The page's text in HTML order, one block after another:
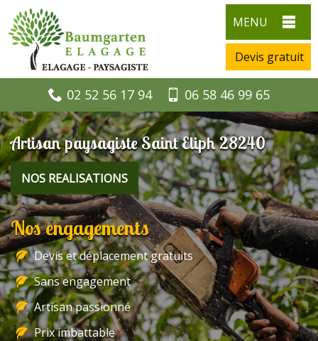
MENU
Devis gratuit
02 52 56 17 94 06 58 46 99 65
Artisan paysagiste Saint Eliph 28240
NOS REALISATIONS
Nos engagements
Devis et déplacement gratuits
Sans engagement
Artisan passionné
Prix imbattable